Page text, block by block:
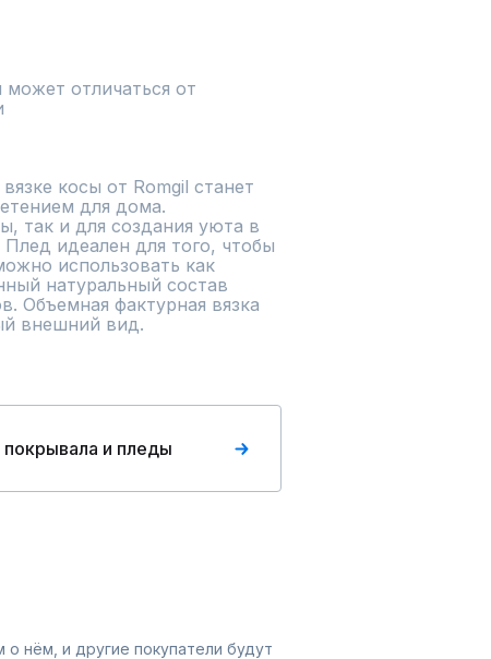
отличаться от
косы от Romgil станет
для дома.
так и для создания уюта в
идеален для того, чтобы
использовать как
натуральный состав
Объемная фактурная вязка
внешний вид.
покрывала и пледы
о нём, и другие покупатели будут